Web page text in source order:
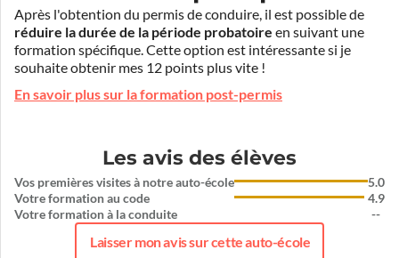
Après l'obtention du permis de conduire, il est possible de
réduire la durée de la période probatoire en suivant une
formation spécifique. Cette option est intéressante si je
souhaite obtenir mes 12 points plus vite !
En savoir plus sur la formation post-permis
Les avis des élèves
Vos premières visites à notre auto-école
Votre formation au code
Votre formation à la conduite
5.0
4.9
--
Laisser mon avis sur cette auto-école